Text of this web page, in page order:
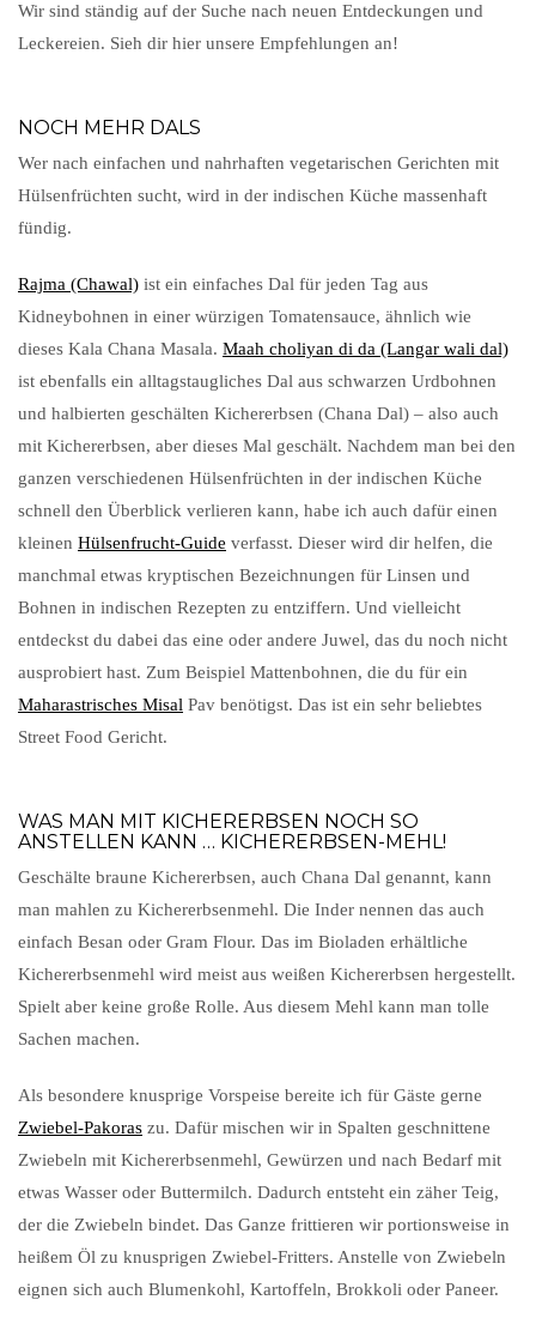
Wir sind ständig auf der Suche nach neuen Entdeckungen und
Leckereien. Sieh dir hier unsere Empfehlungen an!
NOCH MEHR DALS
Wer nach einfachen und nahrhaften vegetarischen Gerichten mit
Hülsenfrüchten sucht, wird in der indischen Küche massenhaft
fündig.
Rajma (Chawal) ist ein einfaches Dal für jeden Tag aus
Kidneybohnen in einer würzigen Tomatensauce, ähnlich wie
dieses Kala Chana Masala. Maah choliyan di da (Langar wali dal)
ist ebenfalls ein alltagstaugliches Dal aus schwarzen Urdbohnen
und halbierten geschälten Kichererbsen (Chana Dal) – also auch
mit Kichererbsen, aber dieses Mal geschält. Nachdem man bei den
ganzen verschiedenen Hülsenfrüchten in der indischen Küche
schnell den Überblick verlieren kann, habe ich auch dafür einen
kleinen Hülsenfrucht-Guide verfasst. Dieser wird dir helfen, die
manchmal etwas kryptischen Bezeichnungen für Linsen und
Bohnen in indischen Rezepten zu entziffern. Und vielleicht
entdeckst du dabei das eine oder andere Juwel, das du noch nicht
ausprobiert hast. Zum Beispiel Mattenbohnen, die du für ein
Maharastrisches Misal Pav benötigst. Das ist ein sehr beliebtes
Street Food Gericht.
WAS MAN MIT KICHERERBSEN NOCH SO
ANSTELLEN KANN … KICHERERBSEN-MEHL!
Geschälte braune Kichererbsen, auch Chana Dal genannt, kann
man mahlen zu Kichererbsenmehl. Die Inder nennen das auch
einfach Besan oder Gram Flour. Das im Bioladen erhältliche
Kichererbsenmehl wird meist aus weißen Kichererbsen hergestellt.
Spielt aber keine große Rolle. Aus diesem Mehl kann man tolle
Sachen machen.
Als besondere knusprige Vorspeise bereite ich für Gäste gerne
Zwiebel-Pakoras zu. Dafür mischen wir in Spalten geschnittene
Zwiebeln mit Kichererbsenmehl, Gewürzen und nach Bedarf mit
etwas Wasser oder Buttermilch. Dadurch entsteht ein zäher Teig,
der die Zwiebeln bindet. Das Ganze frittieren wir portionsweise in
heißem Öl zu knusprigen Zwiebel-Fritters. Anstelle von Zwiebeln
eignen sich auch Blumenkohl, Kartoffeln, Brokkoli oder Paneer.